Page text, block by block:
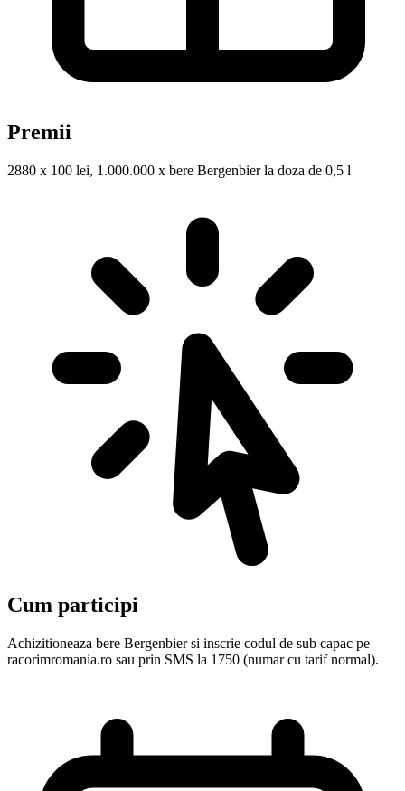
Premii
2880 x 100 lei, 1.000.000 x bere Bergenbier la doza de 0,5 l
Cum participi
Achizitioneaza bere Bergenbier si inscrie codul de sub capac pe
racorimromania.ro sau prin SMS la 1750 (numar cu tarif normal).